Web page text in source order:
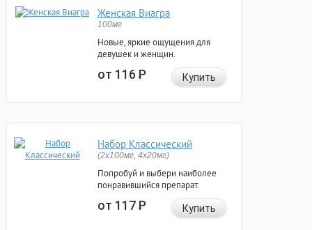
Женская Виагра
100мг
Новые, яркие ощущения для
девушек и женщин.
от 116Р Купить
Набор Классический
(2x100мг, 4x20мг)
Попробуй и выбери наиболее
понравившийся препарат.
от 117Р Купить